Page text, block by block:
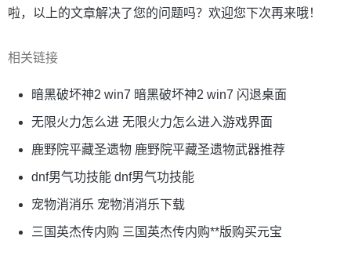
啦，以上的文章解决了您的问题吗？欢迎您下次再来哦！
相关链接
暗黑破坏神2 win7 暗黑破坏神2 win7 闪退桌面
无限火力怎么进 无限火力怎么进入游戏界面
鹿野院平藏圣遗物 鹿野院平藏圣遗物武器推荐
dnf男气功技能 dnf男气功技能
宠物消消乐 宠物消消乐下载
三国英杰传内购 三国英杰传内购**版购买元宝